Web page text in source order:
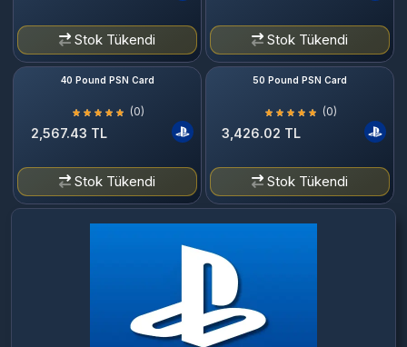
Stok Tükendi Stok Tükendi
40 Pound PSN Card
(0)
2,567.43 TL
Stok Tükendi
50 Pound PSN Card
(0)
3,426.02 TL
Stok Tükendi